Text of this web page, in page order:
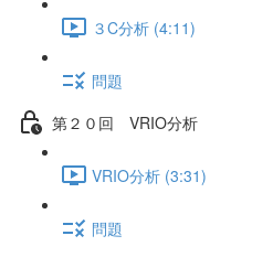
３C分析 (4:11)
問題
第２０回 VRIO分析
VRIO分析 (3:31)
問題